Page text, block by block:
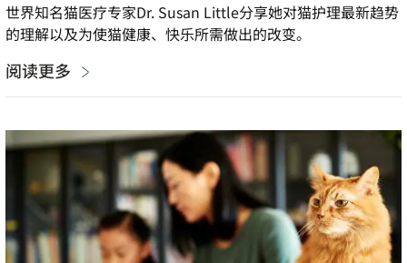
世界知名猫医疗专家Dr. Susan Little分享她对猫护理最新趋势
的理解以及为使猫健康、快乐所需做出的改变。
阅读更多
猫
新
手